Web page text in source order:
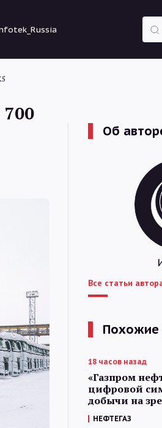
Об
Все статьи
Похожие
18 часов назад
«Газпром
цифровой
добычи на
НЕФТЕГАЗ